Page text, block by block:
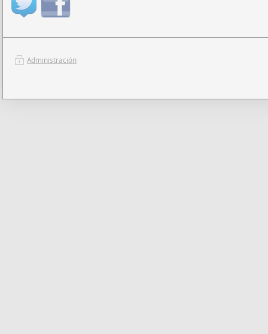
Administración